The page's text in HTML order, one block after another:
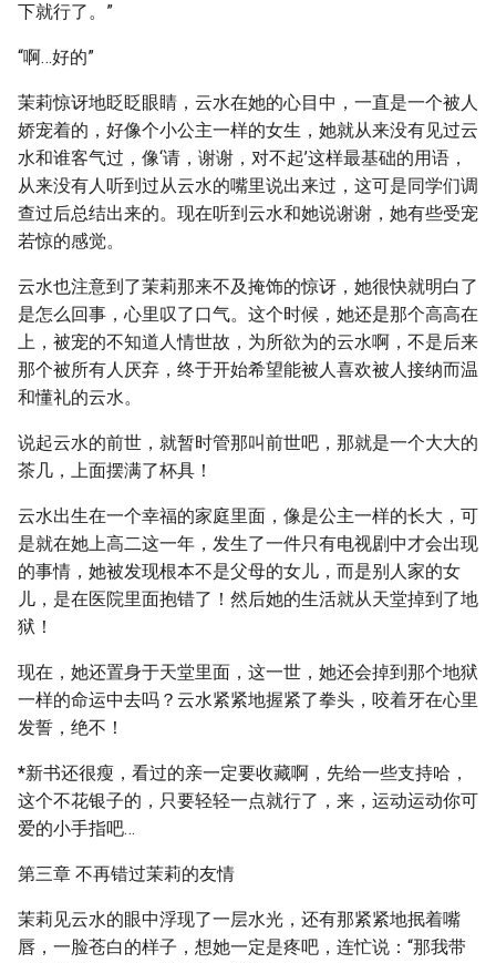
下就行了。”
“啊…好的”
茉莉惊讶地眨眨眼睛，云水在她的心目中，一直是一个被人
娇宠着的，好像个小公主一样的女生，她就从来没有见过云
水和谁客气过，像‘请，谢谢，对不起’这样最基础的用语，
从来没有人听到过从云水的嘴里说出来过，这可是同学们调
查过后总结出来的。现在听到云水和她说谢谢，她有些受宠
若惊的感觉。
云水也注意到了茉莉那来不及掩饰的惊讶，她很快就明白了
是怎么回事，心里叹了口气。这个时候，她还是那个高高在
上，被宠的不知道人情世故，为所欲为的云水啊，不是后来
那个被所有人厌弃，终于开始希望能被人喜欢被人接纳而温
和懂礼的云水。
说起云水的前世，就暂时管那叫前世吧，那就是一个大大的
茶几，上面摆满了杯具！
云水出生在一个幸福的家庭里面，像是公主一样的长大，可
是就在她上高二这一年，发生了一件只有电视剧中才会出现
的事情，她被发现根本不是父母的女儿，而是别人家的女
儿，是在医院里面抱错了！然后她的生活就从天堂掉到了地
狱！
现在，她还置身于天堂里面，这一世，她还会掉到那个地狱
一样的命运中去吗？云水紧紧地握紧了拳头，咬着牙在心里
发誓，绝不！
*新书还很瘦，看过的亲一定要收藏啊，先给一些支持哈，
这个不花银子的，只要轻轻一点就行了，来，运动运动你可
爱的小手指吧…
第三章 不再错过茉莉的友情
茉莉见云水的眼中浮现了一层水光，还有那紧紧地抿着嘴
唇，一脸苍白的样子，想她一定是疼吧，连忙说：“那我带